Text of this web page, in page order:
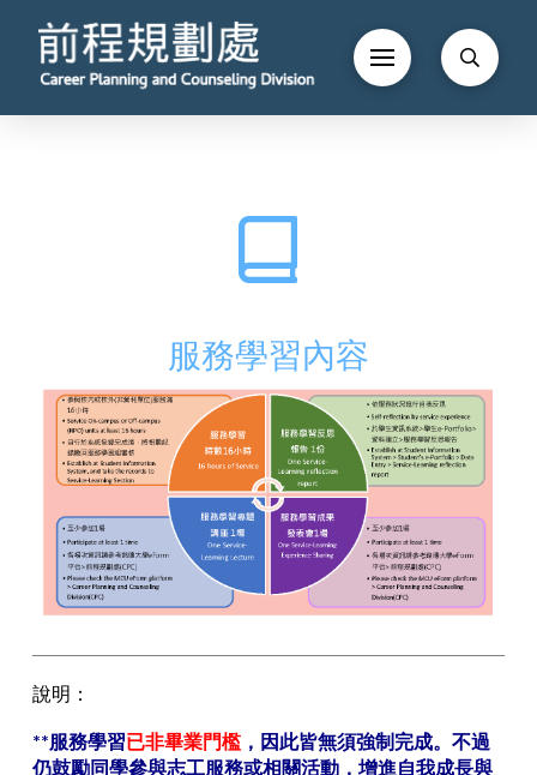
服務學習內容
說明：
**服務學習已非畢業門檻，因此皆無須強制完成。不過
仍鼓勵同學參與志工服務或相關活動，增進自我成長與